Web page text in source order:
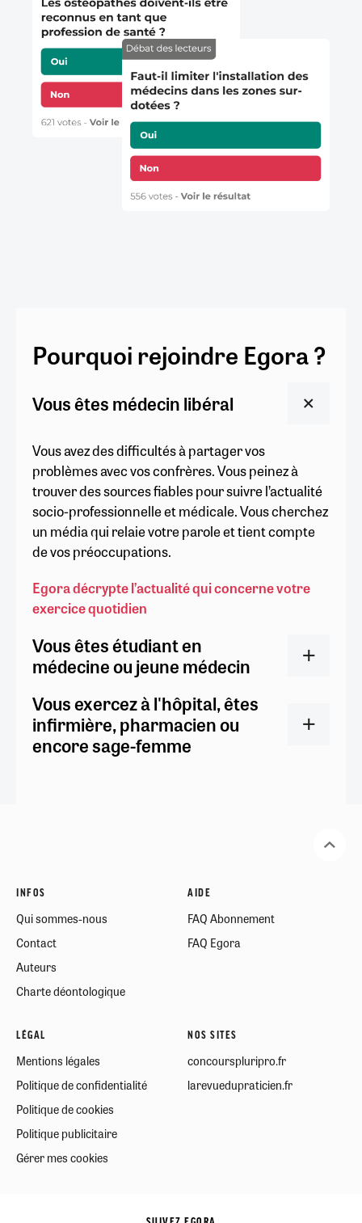
Pourquoi rejoindre Egora ?
Vous êtes médecin libéral
Vous avez des difficultés à partager vos
problèmes avec vos confrères. Vous peinez à
trouver des sources fiables pour suivre l’actualité
socio-professionnelle et médicale. Vous cherchez
un média qui relaie votre parole et tient compte
de vos préoccupations.
Egora décrypte l’actualité qui concerne votre
exercice quotidien
Vous êtes étudiant en
médecine ou jeune médecin
Vous exercez à l'hôpital, êtes
infirmière, pharmacien ou
encore sage-femme
INFOS
Qui sommes-nous
Contact
Auteurs
Charte déontologique
AIDE
FAQ Abonnement
FAQ Egora
LÉGAL
Mentions légales
Politique de confidentialité
Politique de cookies
Politique publicitaire
Gérer mes cookies
NOS SITES
concourspluripro.fr
larevuedupraticien.fr